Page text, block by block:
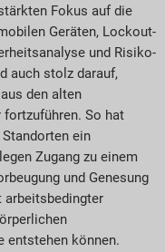
Fokus auf die
Geräten, Lockout-
und Risiko-
auch stolz darauf,
den alten
So hat
ein
Zugang zu einem
und Genesung
entstehen können.